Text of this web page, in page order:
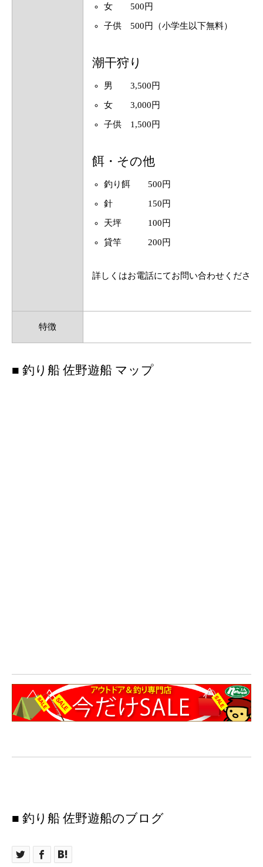
女 500円
子供 500円（小学生以下無料）
潮干狩り
男 3,500円
女 3,000円
子供 1,500円
餌・その他
釣り餌 500円
針 150円
天坪 100円
貸竿 200円
詳しくはお電話にてお問い合わせください
特徴
■ 釣り船 佐野遊船 マップ
■ 釣り船 佐野遊船のブログ